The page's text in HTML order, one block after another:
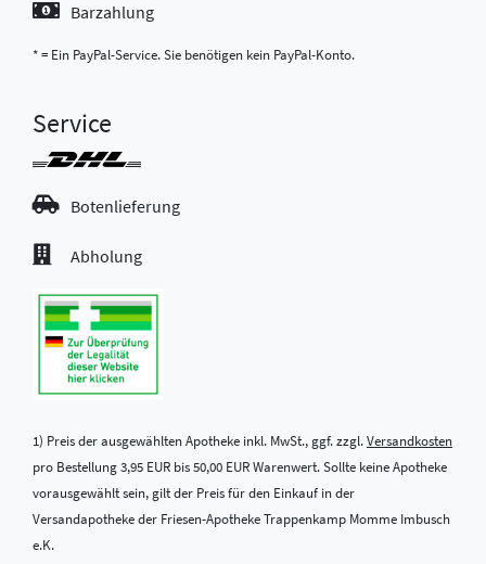
Barzahlung
* = Ein PayPal-Service. Sie benötigen kein PayPal-Konto.
Service
Botenlieferung
Abholung
1) Preis der ausgewählten Apotheke inkl. MwSt., ggf. zzgl.Versandkosten
pro Bestellung 3,95 EUR bis 50,00 EUR Warenwert. Sollte keine Apotheke
vorausgewählt sein, gilt der Preis für den Einkauf in der
Versandapotheke der Friesen-Apotheke Trappenkamp Momme Imbusch
e.K.